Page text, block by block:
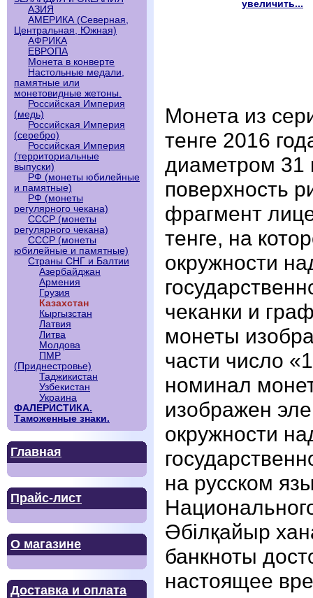
АЗИЯ
АМЕРИКА (Северная,
Центральная, Южная)
АФРИКА
ЕВРОПА
Монета в конверте
Настольные медали,
памятные или
монетовидные жетоны.
Российская Империя
(медь)
Российская Империя
(серебро)
Российская Империя
(территориальные
выпуски)
РФ (монеты юбилейные
и памятные)
РФ (монеты
регулярного чекана)
СССР (монеты
регулярного чекана)
СССР (монеты
юбилейные и памятные)
Страны СНГ и Балтии
Азербайджан
Армения
Грузия
Казахстан
Кыргызстан
Латвия
Литва
Молдова
ПМР
(Приднестровье)
Таджикистан
Узбекистан
Украина
ФАЛЕРИСТИКА.
Таможенные знаки.
Главная
Прайс-лист
О магазине
Доставка и оплата
увеличить...
Монета из
тенге 2016
диаметром 31
поверхность
фрагмент
тенге, на
окружности
чеканки и
монеты
части число
номинал
изображен
окружности
на русском
Әбілқайыр
банкноты
настоящее